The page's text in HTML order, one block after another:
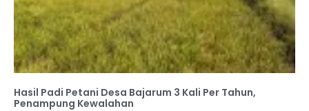
Hasil Padi Petani Desa Bajarum 3 Kali Per Tahun,
Penampung Kewalahan